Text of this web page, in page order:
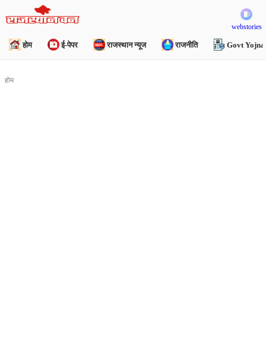
webstories
होम ई-पेपर राजस्थान न्यूज राजनीति Govt Yojna
होम